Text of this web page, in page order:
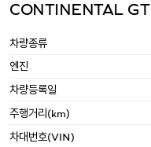
CONTINENTAL
차량종류
엔진
차량등록일
주행거리(km)
차대번호(VIN)